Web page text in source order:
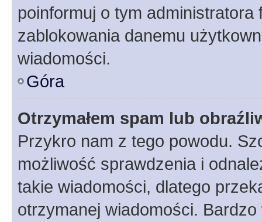
poinformuj o tym
zablokowania danemu
wiadomości.
Góra
Otrzymałem spam lub
Przykro nam z tego powodu.
możliwość sprawdzenia i
takie wiadomości, dlatego
otrzymanej wiadomości.